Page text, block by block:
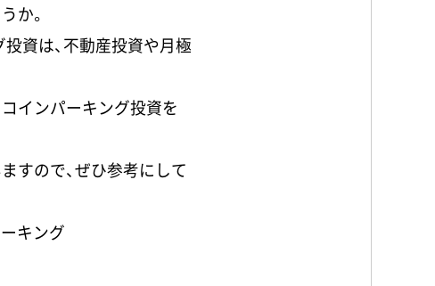
か。
資は、不動産投資や月極
インパーキング投資を
すので、ぜひ参考にして
キング